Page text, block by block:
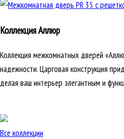
Коллекция Аллюр
Коллекция межкомнатных дверей
надежности. Царговая конструкция
делая ваш интерьер элегантным и
Все коллекции